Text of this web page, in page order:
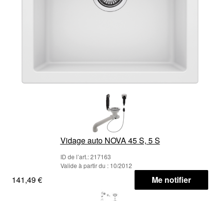
Vidage auto NOVA 45 S, 5 S
ID de l’art.: 217163
Valide à partir du : 10/2012
141,49 € Me notifier